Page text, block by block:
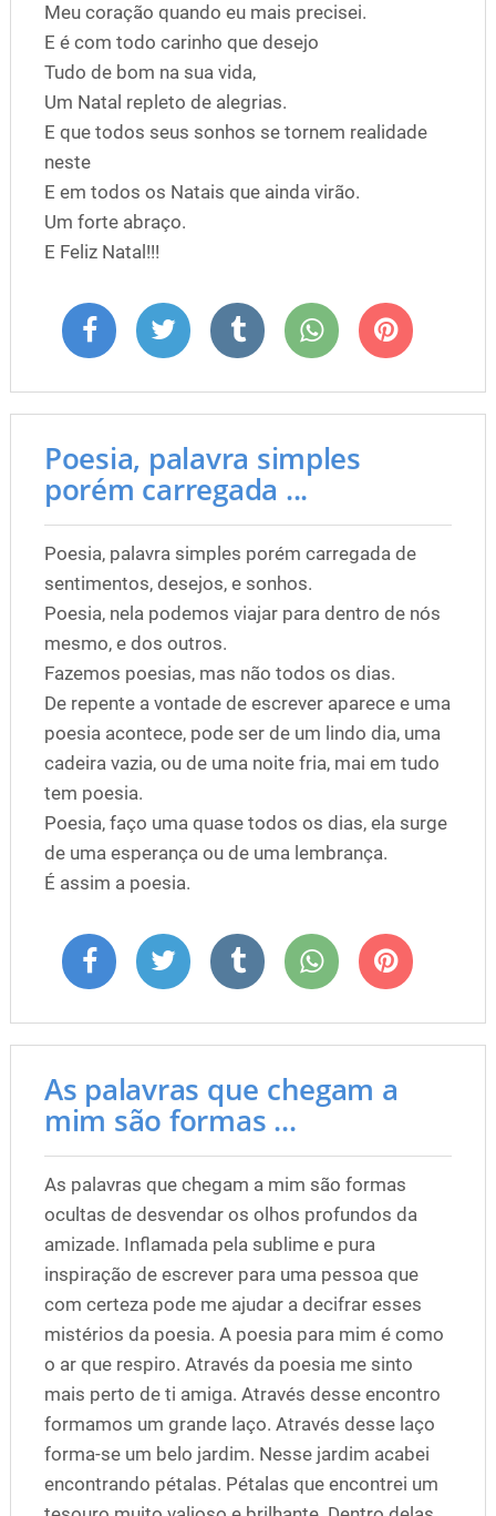
Meu coração quando eu mais precisei.
E é com todo carinho que desejo
Tudo de bom na sua vida,
Um Natal repleto de alegrias.
E que todos seus sonhos se tornem realidade
neste
E em todos os Natais que ainda virão.
Um forte abraço.
E Feliz Natal!!!
Poesia, palavra simples
porém carregada ...
Poesia, palavra simples porém carregada de
sentimentos, desejos, e sonhos.
Poesia, nela podemos viajar para dentro de nós
mesmo, e dos outros.
Fazemos poesias, mas não todos os dias.
De repente a vontade de escrever aparece e uma
poesia acontece, pode ser de um lindo dia, uma
cadeira vazia, ou de uma noite fria, mai em tudo
tem poesia.
Poesia, faço uma quase todos os dias, ela surge
de uma esperança ou de uma lembrança.
É assim a poesia.
As palavras que chegam a
mim são formas ...
As palavras que chegam a mim são formas
ocultas de desvendar os olhos profundos da
amizade. Inflamada pela sublime e pura
inspiração de escrever para uma pessoa que
com certeza pode me ajudar a decifrar esses
mistérios da poesia. A poesia para mim é como
o ar que respiro. Através da poesia me sinto
mais perto de ti amiga. Através desse encontro
formamos um grande laço. Através desse laço
forma-se um belo jardim. Nesse jardim acabei
encontrando pétalas. Pétalas que encontrei um